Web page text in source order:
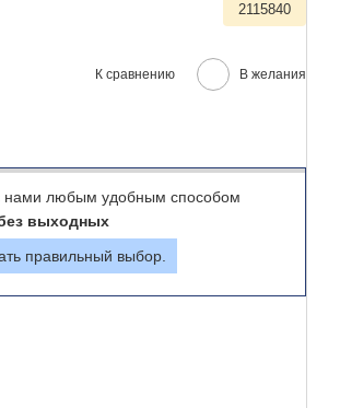
2115840
К сравнению В желания
нами любым удобным способом
выходных
правильный выбор.